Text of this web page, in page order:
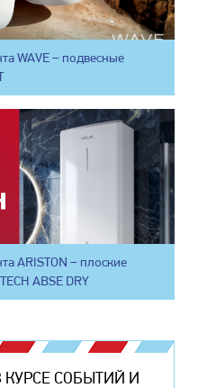
WAVE – подвесные
ARISTON – плоские
ABSE DRY
КУРСЕ СОБЫТИЙ И